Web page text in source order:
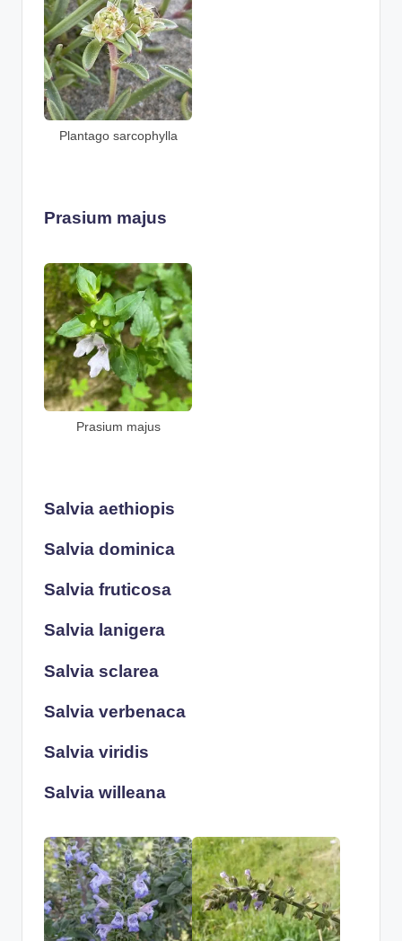
Plantago sarcophylla
Prasium majus
Prasium majus
Salvia aethiopis
Salvia dominica
Salvia fruticosa
Salvia lanigera
Salvia sclarea
Salvia verbenaca
Salvia viridis
Salvia willeana